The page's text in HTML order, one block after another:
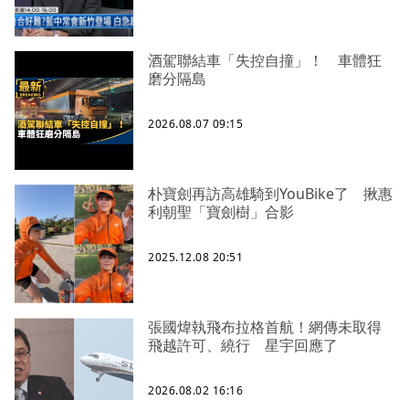
酒駕聯結車「失控自撞」！ 車體狂
磨分隔島
2026.08.07 09:15
朴寶劍再訪高雄騎到YouBike了 揪惠
利朝聖「寶劍樹」合影
2025.12.08 20:51
張國煒執飛布拉格首航！網傳未取得
飛越許可、繞行 星宇回應了
2026.08.02 16:16